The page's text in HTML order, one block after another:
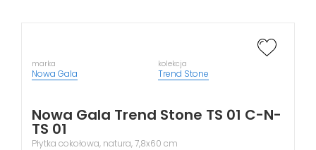
marka
Nowa Gala
kolekcja
Trend Stone
Nowa Gala Trend Stone TS 01 C-N-
TS 01
Płytka cokołowa, natura, 7,8x60 cm